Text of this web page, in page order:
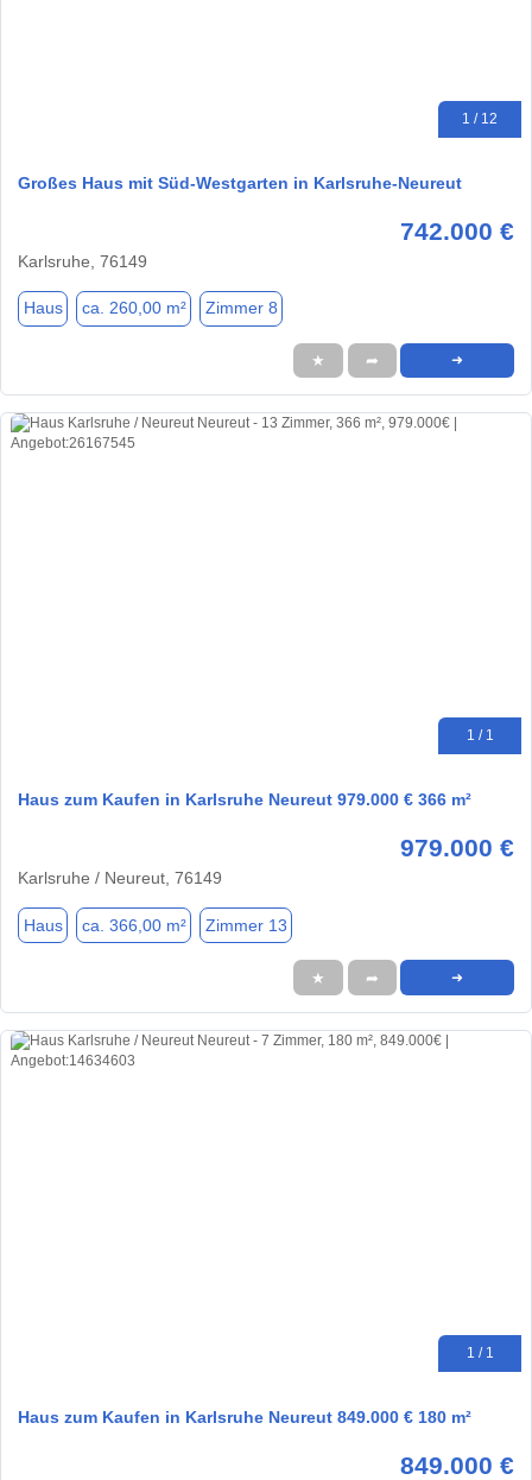
1 / 12
Großes Haus mit Süd-Westgarten in Karlsruhe-Neureut
742.000 €
Karlsruhe, 76149
Haus ca. 260,00 m² Zimmer 8
★ ➦ ➜
1 / 1
Haus zum Kaufen in Karlsruhe Neureut 979.000 € 366 m²
979.000 €
Karlsruhe / Neureut, 76149
Haus ca. 366,00 m² Zimmer 13
★ ➦ ➜
1 / 1
Haus zum Kaufen in Karlsruhe Neureut 849.000 € 180 m²
849.000 €